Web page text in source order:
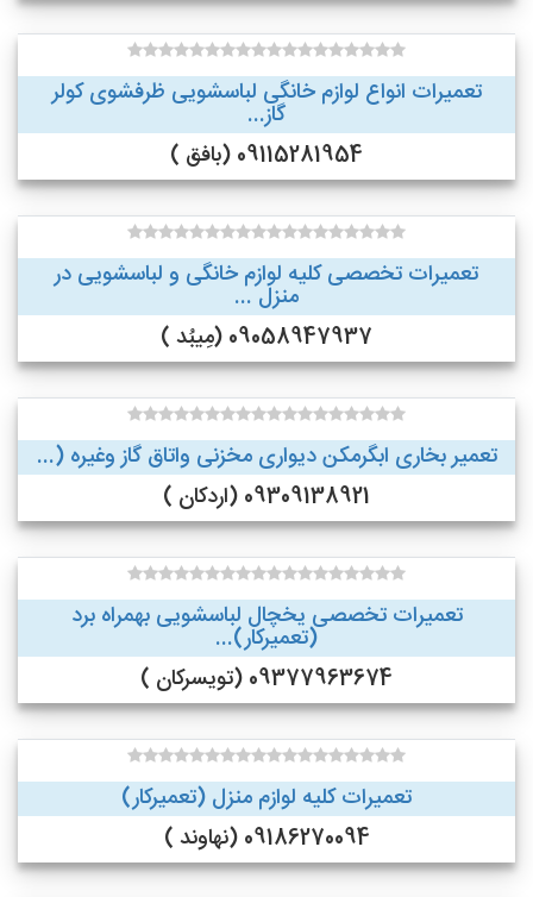
تعمیرات انواع لوازم خانگی لباسشویی ظرفشوی کولر
گاز...
09115281954 (بافق )
تعمیرات تخصصی کلیه لوازم خانگی و لباسشویی در
منزل ...
09058947937 (مِیبُد )
تعمیر بخاری ابگرمکن دیواری مخزنی واتاق گاز وغیره (...
09309138921 (اردکان )
تعمیرات تخصصی یخچال لباسشویی بهمراه برد
(تعمیرکار)...
09377963674 (تویسرکان )
تعمیرات کلیه لوازم منزل (تعمیرکار)
09186270094 (نهاوند )